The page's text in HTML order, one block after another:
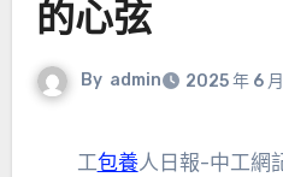
的心弦
By admin 2025 年 6
工包養人日報-中工網